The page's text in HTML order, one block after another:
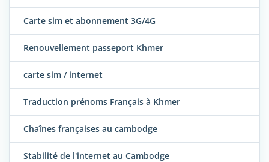
Carte sim et abonnement 3G/4G
Renouvellement passeport Khmer
carte sim / internet
Traduction prénoms Français à Khmer
Chaînes françaises au cambodge
Stabilité de l'internet au Cambodge